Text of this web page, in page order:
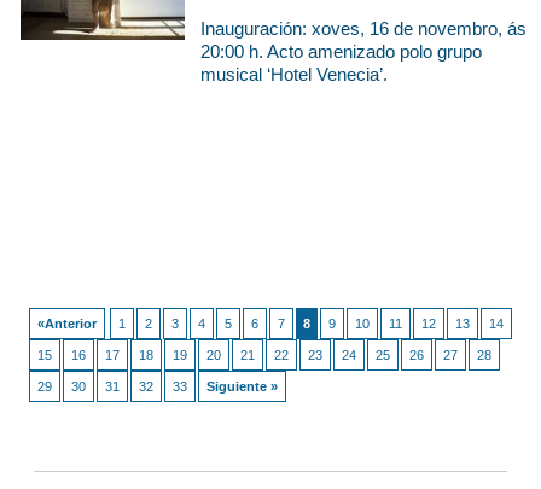
Inauguración: xoves, 16 de novembro, ás
20:00 h. Acto amenizado polo grupo
musical ‘Hotel Venecia’.
«Anterior 1 2 3 4 5 6 7 8 9 10 11 12 13 14
15 16 17 18 19 20 21 22 23 24 25 26 27 28
29 30 31 32 33 Siguiente »